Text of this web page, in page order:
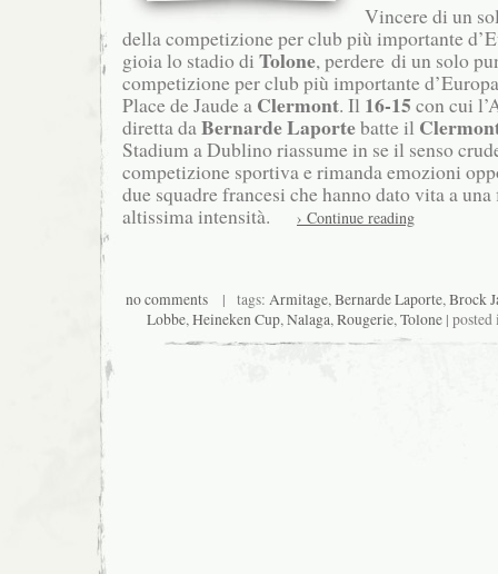
Vincere di un
della competizione per club più importante
gioia lo stadio di Tolone, perdere di un solo
competizione per club più importante
Place de Jaude a Clermont. Il 16-15 con cui
diretta da Bernarde Laportebatte il
Stadium a Dublino riassume in se il senso
competizione sportiva e rimanda emozioni
due squadre francesi che hanno dato vita a
altissima intensità.
› Continue reading
no comments | tags: Armitage,Bernarde Laporte,Brock
Lobbe,Heineken Cup,Nalaga,Rougerie,Tolone|